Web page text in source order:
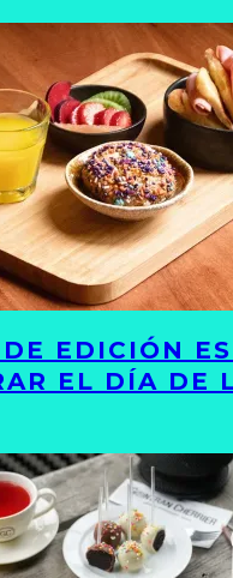
EDICIÓN
EL DÍA DE